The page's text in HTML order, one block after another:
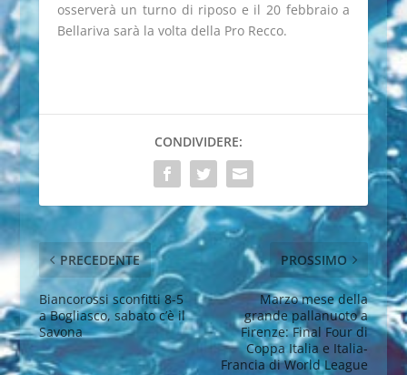
osserverà un turno di riposo e il 20 febbraio a
Bellariva sarà la volta della Pro Recco.
CONDIVIDERE:
PRECEDENTE
Biancorossi sconfitti 8-5
a Bogliasco, sabato c’è il
Savona
PROSSIMO
Marzo mese della
grande pallanuoto a
Firenze: Final Four di
Coppa Italia e Italia-
Francia di World League